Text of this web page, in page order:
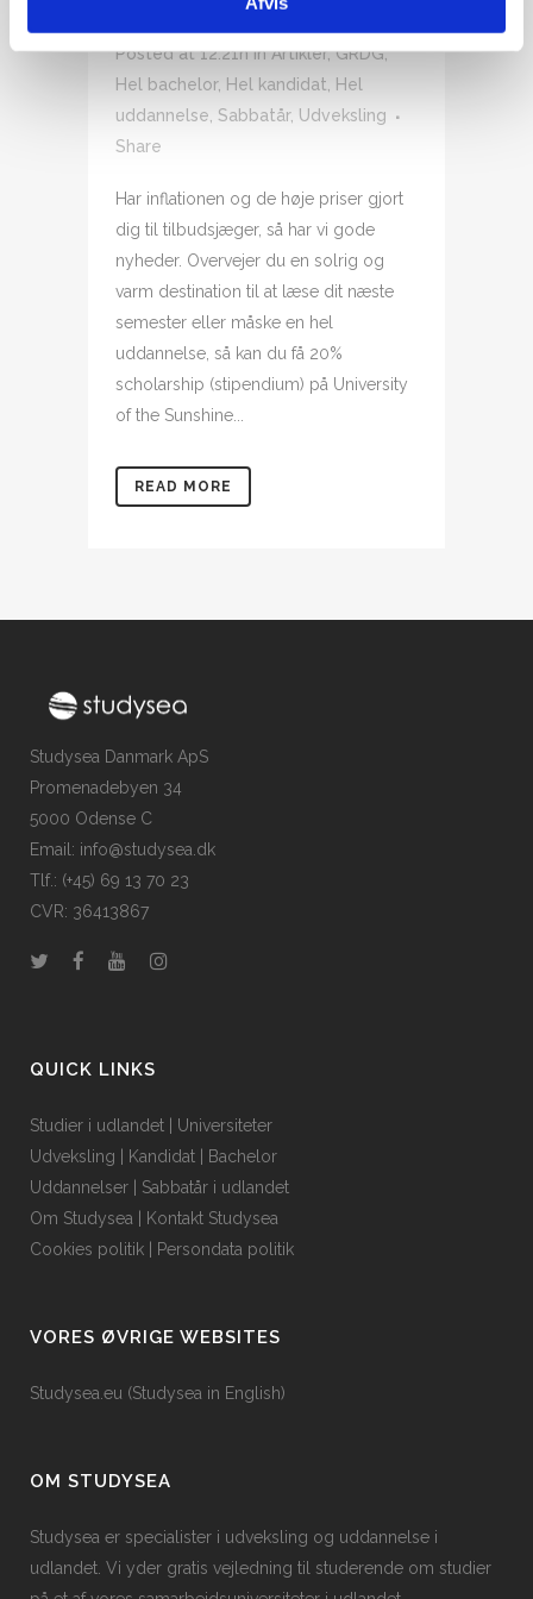
AUSTRALIEN
Posted at 12:21hinArtikler,GRDG,
Hel bachelor, Hel kandidat
Hel
uddannelse Sabbatår, Udveksling
Share
Har inflationen og de høje priser gjort
dig til tilbudsjæger, så har vi gode
nyheder. Overvejer du en solrig og
varm destination til at læse dit næste
semester eller måske en hel
uddannelse, så kan du få 20%
scholarship (stipendium) på University
of the Sunshine...
READ MORE
Studysea Danmark ApS
Promenadebyen 34
5000 Odense C
Email: info@studysea.dk
Tlf.: (+45) 69 13 70 23
CVR: 36413867
QUICK LINKS
Studier i udlandet
Universiteter
Udveksling
Kandidat
Bachelor
Uddannelser
Sabbatår i udlandet
Om Studysea
Kontakt Studysea
Cookies politik
Persondata politik
VORES ØVRIGE WEBSITES
Studysea.eu (Studysea in English)
OM STUDYSEA
Studysea er specialister i udveksling og uddannelse i
udlandet. Vi yder gratis vejledning til studerende om studier